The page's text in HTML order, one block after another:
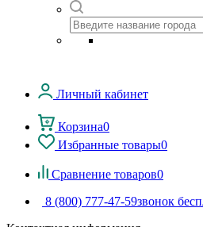
Личный кабинет
Корзина0
Избранные товары0
Сравнение товаров0
8 (800) 777-47-59звонок